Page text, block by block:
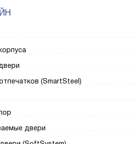
(SmartSteel)
двери